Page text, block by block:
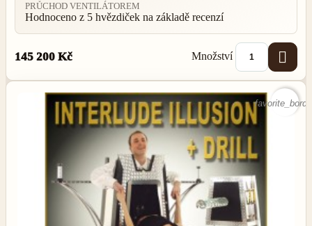
PRŮCHOD VENTILÁTOREM
Hodnoceno z 5 hvězdiček na základě recenzí
145 200 Kč Množství 